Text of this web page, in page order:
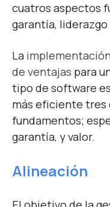
cuatros aspectos
garantía, liderazgo
La
de ventajas para
tipo de software
más eficiente tres
fundamentos;
garantía, y valor.
Alineación